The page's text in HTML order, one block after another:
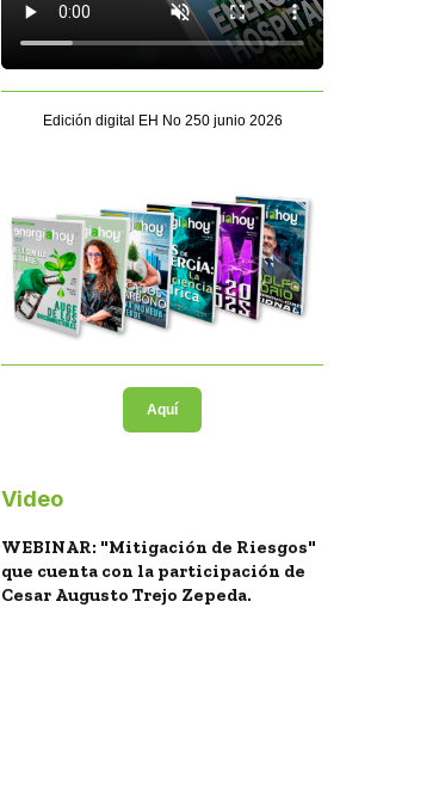
Edición digital EH No 250 junio 2026
Aquí
Video
WEBINAR: "Mitigación de Riesgos"
que cuenta con la participación de
Cesar Augusto Trejo Zepeda.